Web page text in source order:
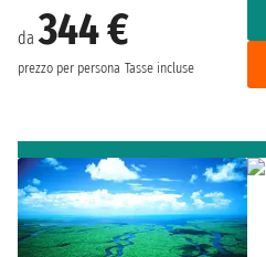
da344 €
prezzo per persona Tasse incluse